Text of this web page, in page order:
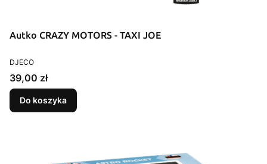
Autko CRAZY MOTORS - TAXI JOE
PRODUCENT
DJECO
Cena
39,00 zł
Do koszyka